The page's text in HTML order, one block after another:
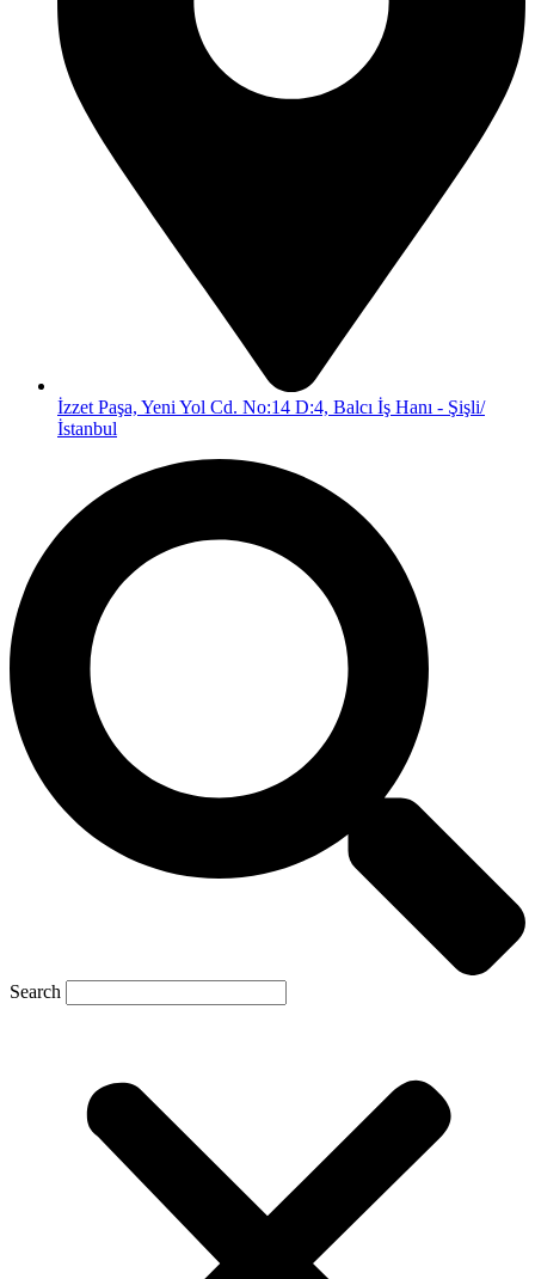
İzzet Paşa, Yeni Yol Cd. No:14 D:4, Balcı İş Hanı - Şişli/
İstanbul
Search